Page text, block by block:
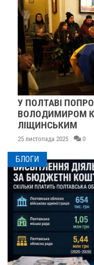
У ПОЛТАВІ
ВОЛОДИМИРОМ
ЛІЩИНСЬКИМ
25 листопада 2025 0
БЛОГИ